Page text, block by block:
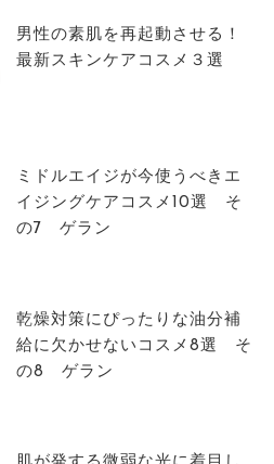
男性の素肌を再起動させる！
最新スキンケアコスメ３選
ミドルエイジが今使うべきエ
イジングケアコスメ10選 そ
の7 ゲラン
乾燥対策にぴったりな油分補
給に欠かせないコスメ8選 そ
の8 ゲラン
イトマップ